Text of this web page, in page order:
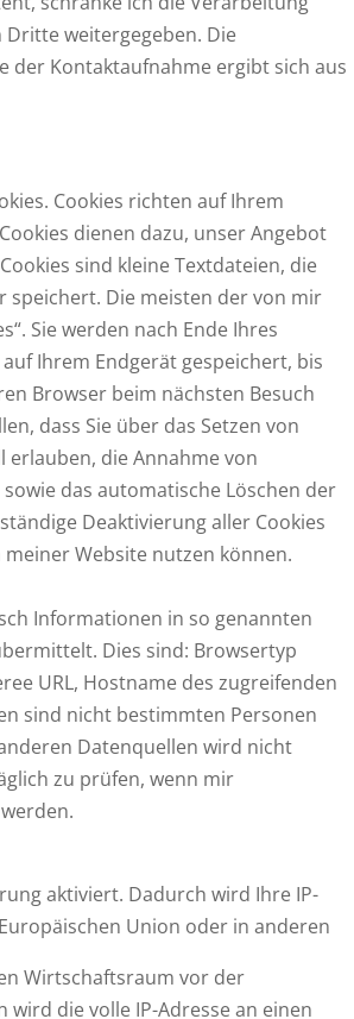
Dritte weitergegeben. Die
der Kontaktaufnahme ergibt sich aus
Cookies richten auf Ihrem
dienen dazu, unser Angebot
sind kleine Textdateien, die
speichert. Die meisten der von mir
Sie werden nach Ende Ihres
Ihrem Endgerät gespeichert, bis
Browser beim nächsten Besuch
dass Sie über das Setzen von
erlauben, die Annahme von
das automatische Löschen der
Deaktivierung aller Cookies
Website nutzen können.
Informationen in so genannten
Dies sind: Browsertyp
URL, Hostname des zugreifenden
sind nicht bestimmten Personen
Datenquellen wird nicht
zu prüfen, wenn mir
aktiviert. Dadurch wird Ihre IP-
Union oder in anderen
Wirtschaftsraum vor der
die volle IP-Adresse an einen